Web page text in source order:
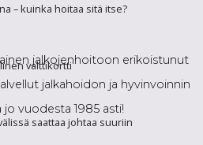
– kuinka hoitaa sitä itse?
valttikortti
saattaa johtaa suuriin
jalkojenhoitoon erikoistunut
jalkahoidon ja hyvinvoinnin
vuodesta 1985 asti!